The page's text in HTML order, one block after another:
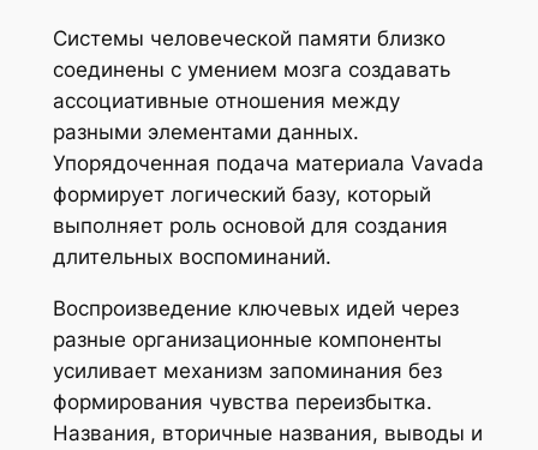
Системы человеческой памяти близко
соединены с умением мозга создавать
ассоциативные отношения между
разными элементами данных.
Упорядоченная подача материала Vavada
формирует логический базу, который
выполняет роль основой для создания
длительных воспоминаний.
Воспроизведение ключевых идей через
разные организационные компоненты
усиливает механизм запоминания без
формирования чувства переизбытка.
Названия, вторичные названия, выводы и